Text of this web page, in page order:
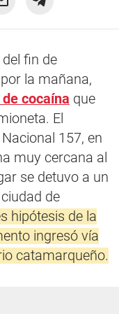
fin de
la mañana,
cocaína que
El
157, en
muy cercana al
se detuvo a un
de
hipótesis de la
ingresó vía
catamarqueño.